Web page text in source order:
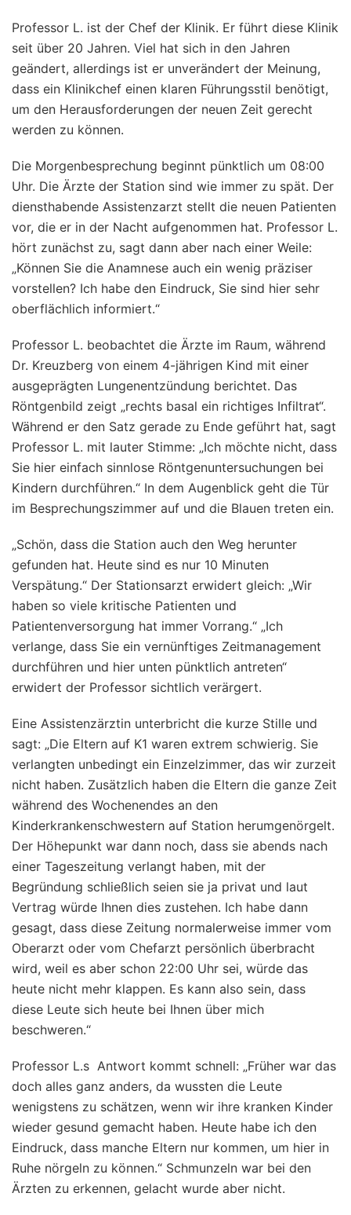
Professor L. ist der Chef der Klinik. Er führt diese Klinik
seit über 20 Jahren. Viel hat sich in den Jahren
geändert, allerdings ist er unverändert der Meinung,
dass ein Klinikchef einen klaren Führungsstil benötigt,
um den Herausforderungen der neuen Zeit gerecht
werden zu können.
Die Morgenbesprechung beginnt pünktlich um 08:00
Uhr. Die Ärzte der Station sind wie immer zu spät. Der
diensthabende Assistenzarzt stellt die neuen Patienten
vor, die er in der Nacht aufgenommen hat. Professor L.
hört zunächst zu, sagt dann aber nach einer Weile:
„Können Sie die Anamnese auch ein wenig präziser
vorstellen? Ich habe den Eindruck, Sie sind hier sehr
oberflächlich informiert.“
Professor L. beobachtet die Ärzte im Raum, während
Dr. Kreuzberg von einem 4-jährigen Kind mit einer
ausgeprägten Lungenentzündung berichtet. Das
Röntgenbild zeigt „rechts basal ein richtiges Infiltrat“.
Während er den Satz gerade zu Ende geführt hat, sagt
Professor L. mit lauter Stimme: „Ich möchte nicht, dass
Sie hier einfach sinnlose Röntgenuntersuchungen bei
Kindern durchführen.“ In dem Augenblick geht die Tür
im Besprechungszimmer auf und die Blauen treten ein.
„Schön, dass die Station auch den Weg herunter
gefunden hat. Heute sind es nur 10 Minuten
Verspätung.“ Der Stationsarzt erwidert gleich: „Wir
haben so viele kritische Patienten und
Patientenversorgung hat immer Vorrang.“ „Ich
verlange, dass Sie ein vernünftiges Zeitmanagement
durchführen und hier unten pünktlich antreten“
erwidert der Professor sichtlich verärgert.
Eine Assistenzärztin unterbricht die kurze Stille und
sagt: „Die Eltern auf K1 waren extrem schwierig. Sie
verlangten unbedingt ein Einzelzimmer, das wir zurzeit
nicht haben. Zusätzlich haben die Eltern die ganze Zeit
während des Wochenendes an den
Kinderkrankenschwestern auf Station herumgenörgelt.
Der Höhepunkt war dann noch, dass sie abends nach
einer Tageszeitung verlangt haben, mit der
Begründung schließlich seien sie ja privat und laut
Vertrag würde Ihnen dies zustehen. Ich habe dann
gesagt, dass diese Zeitung normalerweise immer vom
Oberarzt oder vom Chefarzt persönlich überbracht
wird, weil es aber schon 22:00 Uhr sei, würde das
heute nicht mehr klappen. Es kann also sein, dass
diese Leute sich heute bei Ihnen über mich
beschweren.“
Professor L.s Antwort kommt schnell: „Früher war das
doch alles ganz anders, da wussten die Leute
wenigstens zu schätzen, wenn wir ihre kranken Kinder
wieder gesund gemacht haben. Heute habe ich den
Eindruck, dass manche Eltern nur kommen, um hier in
Ruhe nörgeln zu können.“ Schmunzeln war bei den
Ärzten zu erkennen, gelacht wurde aber nicht.